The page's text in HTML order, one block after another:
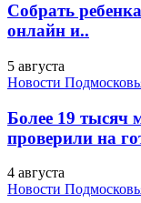
Собрать
онлайн и..
5 августа
Новости
Более 19 тысяч
проверили на
4 августа
Новости